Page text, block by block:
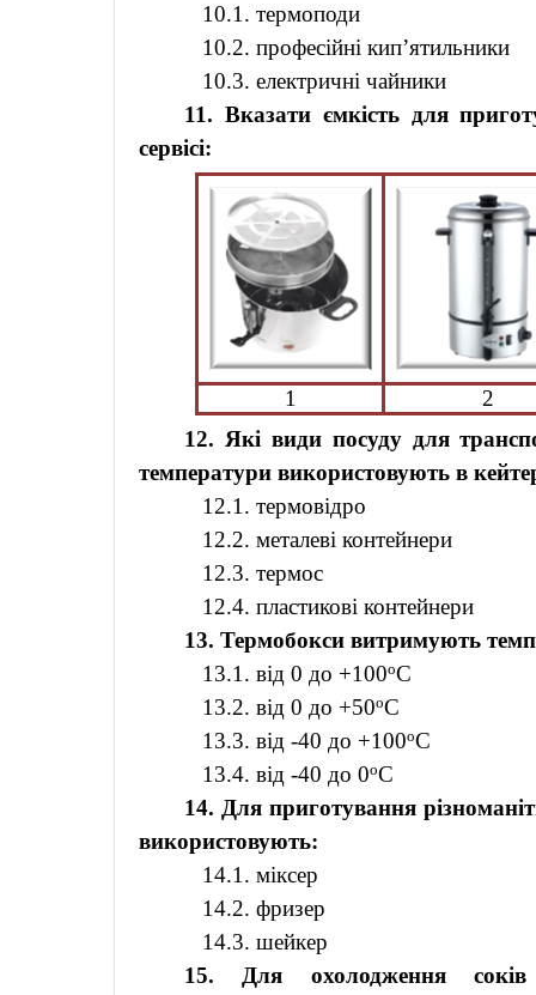
10.1.термоподи
10.2. професійні кип’ятильники
10.3. електричні чайники
11. Вказати ємкість для
сервісі:
1
2
12. Які види посуду для
температури використовують в
12.1.термовідро
12.2. металеві контейнери
12.3. термос
12.4. пластикові контейнери
13.Термобокси витримують
13.1. від 0 до +100оС
13.2. від 0 до +50оС
13.3. від -40 до +100оС
13.4. від -40 до 0оС
14. Для приготування
використовують:
14.1. міксер
14.2. фризер
14.3.шейкер
15. Для охолодження